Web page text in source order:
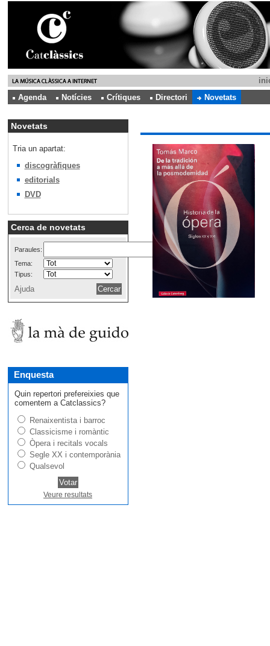
Agenda
Notícies Crítiques Directori Novetats
Novetats
Tria un apartat:
discogràfiques
editorials
DVD
Cerca de novetats
Paraules:
Tema:
Tipus:
Ajuda
Enquesta
Quin repertori prefereixies que
comentem a Catclassics?
Renaixentista i barroc
Classicisme i romàntic
Òpera i recitals vocals
Segle XX i contemporània
Qualsevol
Veure resultats